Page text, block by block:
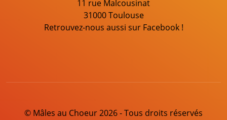
11 rue Malcousinat
31000 Toulouse
Retrouvez-nous aussi sur Facebook !
© Mâles au Choeur 2026 - Tous droits réservés